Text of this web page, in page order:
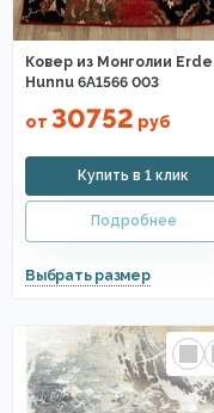
Ковер из Монголии
Hunnu 6A1566 003
от 30752 руб